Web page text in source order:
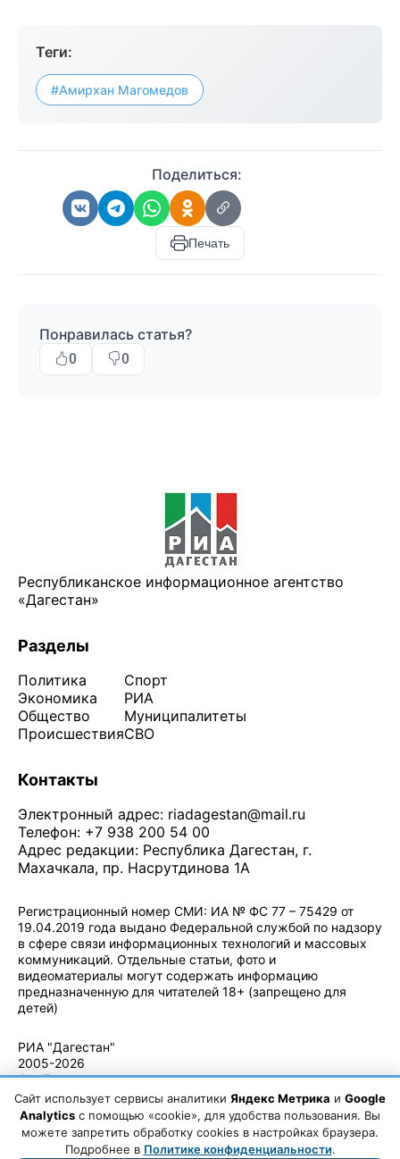
Теги:
#Амирхан Магомедов
Поделиться:
Печать
Понравилась статья?
0 0
Республиканское информационное агентство
«Дагестан»
Разделы
Политика
Экономика
Общество
Происшествия
Спорт
РИА
Муниципалитеты
СВО
Контакты
Электронный адрес: riadagestan@mail.ru
Телефон: +7 938 200 54 00
Адрес редакции: Республика Дагестан, г.
Махачкала, пр. Насрутдинова 1А
Регистрационный номер СМИ: ИА № ФС 77 – 75429 от
19.04.2019 года выдано Федеральной службой по надзору
в сфере связи информационных технологий и массовых
коммуникаций. Отдельные статьи, фото и
видеоматериалы могут содержать информацию
предназначенную для читателей 18+ (запрещено для
детей)
РИА "Дагестан"
2005-2026
© - Правила
использования
материалов.
Авторские
Сайт использует сервисы аналитики Яндекс Метрика и Google
Analytics с помощью «cookie», для удобства пользования. Вы
можете запретить обработку cookies в настройках браузера.
Подробнее в Политике конфиденциальности.